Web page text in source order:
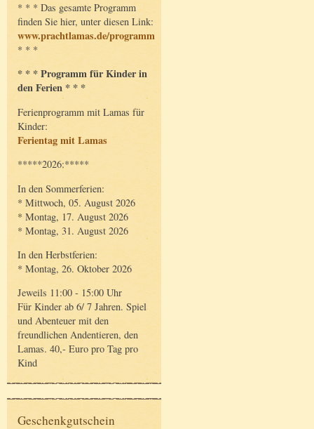
* * * Das gesamte Programm
finden Sie hier, unter diesen Link:
www.prachtlamas.de/programm
* * *
* * * Programm für Kinder in
den Ferien * * *
Ferienprogramm mit Lamas für
Kinder:
Ferientag mit Lamas
*****2026:*****
In den Sommerferien:
* Mittwoch, 05. August 2026
* Montag, 17. August 2026
* Montag, 31. August 2026
In den Herbstferien:
* Montag, 26. Oktober 2026
Jeweils 11:00 - 15:00 Uhr
Für Kinder ab 6/ 7 Jahren. Spiel
und Abenteuer mit den
freundlichen Andentieren, den
Lamas. 40,- Euro pro Tag pro
Kind
Geschenkgutschein